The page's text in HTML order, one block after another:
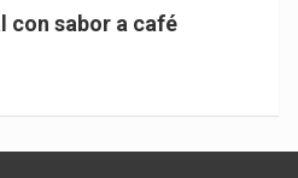
con sabor a café